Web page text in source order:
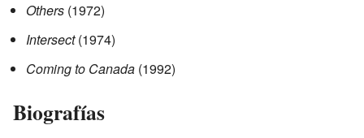
Others (1972)
Intersect(1974)
Coming to Canada (1992)
Biografías